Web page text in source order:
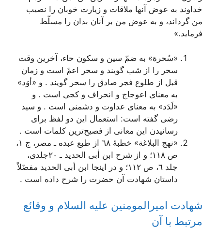
خداوند به‌ عوض‌ آنها ملاقات‌ و زیارت‌ خوبان‌ را نصیب‌
من‌ گرداند، و به‌ عوض‌ من‌ بر آنان‌ بدان‌ را مسلّط‌
فرماید.»
«سُحرة‌» به‌ ضمّ سین‌ و سكون‌ حاء، آخرین‌ وقت‌
سحر را از شب‌ گویند و سحر اعمّ است‌ و زمان‌
قبل‌ از طلوع‌ فجر صادق‌ را سحر گویند . و «أوَد»
به‌ معنای اعوجاج‌ و انحراف‌ و كجی است‌ . و
«لَدَد» به‌ معنای عداوت‌ و دشمنی است‌ . و سید
رضی گفته‌ است‌: استعمال‌ این‌ دو لفظ‌ برای
رسانیدن‌ این‌ معانی از فصیح‌ترین‌ كلمات‌ است‌ .
«نهج‌ البلاغة‌» خطبۀ ٦٨ از طبع‌ عبده‌ ـ مصر، ج‌ ١،
ص‌ ١١٨؛ و از شرح‌ ابن‌ أبی الحدید ـ ٢٠جلدی،
جلد ٦، ص‌ ١١٢؛ و در اینجا ابن‌ أبی الحدید مفصّلاً
داستان‌ شهادت‌ آن‌ حضرت‌ را شرح‌ داده‌ است‌ .
شهادت امیرالمومنین علیه السلام و وقائع
مرتبط با آن